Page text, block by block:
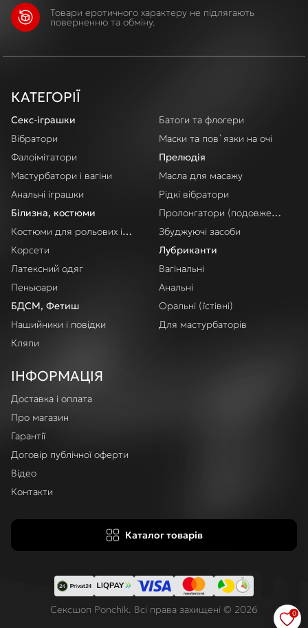
0
Товари еротичного характеру не підлягають
поверненню та обміну.
КАТЕГОРІЇ
Секс-іграшки
Вібратори
Фалоімітатори
Мастурбатори і вагіни
Анальні іграшки
Білизна, костюми
Костюми для рольових ігор
Корсети
Латексний одяг
Пеньюари
БДСМ, Фетиш
Нашийники і повідки
Кляпи
Батоги та флогери
Маски та пов`язки на очі
Прелюдія
Масла для масажу
Рідкі вібратори
Пролонгатори (подовження
Збуджуючі засоби
Лубриканти
Вагінальні
Анальні
Оральні (їстівні)
Для мастурбаторів
ІНФОРМАЦІЯ
Доставка і оплата
Про магазин
Гарантії
Договір публічної оферти
Відео
Контакти
Каталог товарів
Сексшоп Ponchik. Всі права захищені © 2026